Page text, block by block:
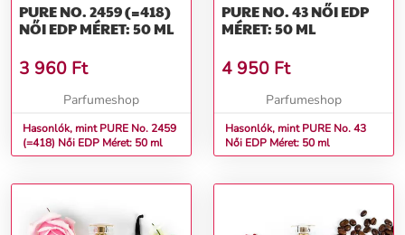
PURE NO. 2459 (=418)
NŐI EDP MÉRET: 50 ML
3 960 Ft
Parfumeshop
Hasonlók, mint PURE No. 2459
(=418) Női EDP Méret: 50 ml
PURE NO. 43 NŐI EDP
MÉRET: 50 ML
4 950 Ft
Parfumeshop
Hasonlók, mint PURE No. 43
Női EDP Méret: 50 ml